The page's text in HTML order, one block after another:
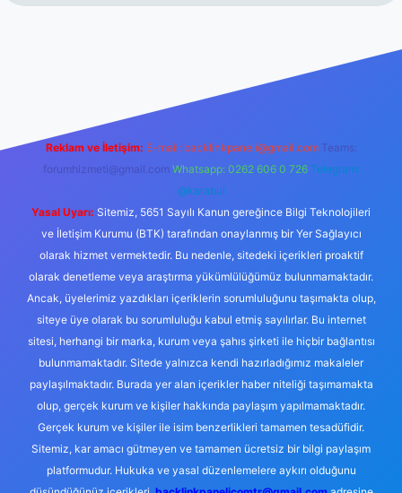
Reklam ve İletişim: E-mail: backlinkpaneli@gmail.com Teams:
forumhizmeti@gmail.com Whatsapp: 0262 606 0 726 Telegram:
@karabul
Yasal Uyarı: Sitemiz, 5651 Sayılı Kanun gereğince Bilgi Teknolojileri
ve İletişim Kurumu (BTK) tarafından onaylanmış bir Yer Sağlayıcı
olarak hizmet vermektedir. Bu nedenle, sitedeki içerikleri proaktif
olarak denetleme veya araştırma yükümlülüğümüz bulunmamaktadır.
Ancak, üyelerimiz yazdıkları içeriklerin sorumluluğunu taşımakta olup,
siteye üye olarak bu sorumluluğu kabul etmiş sayılırlar. Bu internet
sitesi, herhangi bir marka, kurum veya şahıs şirketi ile hiçbir bağlantısı
bulunmamaktadır. Sitede yalnızca kendi hazırladığımız makaleler
paylaşılmaktadır. Burada yer alan içerikler haber niteliği taşımamakta
olup, gerçek kurum ve kişiler hakkında paylaşım yapılmamaktadır.
Gerçek kurum ve kişiler ile isim benzerlikleri tamamen tesadüfidir.
Sitemiz, kar amacı gütmeyen ve tamamen ücretsiz bir bilgi paylaşım
platformudur. Hukuka ve yasal düzenlemelere aykırı olduğunu